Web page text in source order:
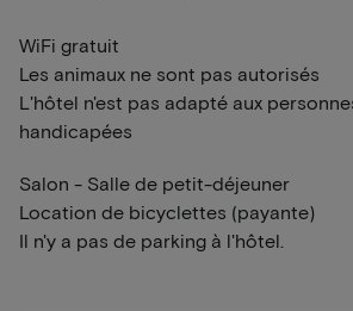
WiFi gratuit
Les animaux ne sont pas autorisés
L'hôtel n'est pas adapté aux
handicapées
Salon - Salle de petit-déjeuner
Location de bicyclettes (payante)
Il n'y a pas de parking à l'hôtel.